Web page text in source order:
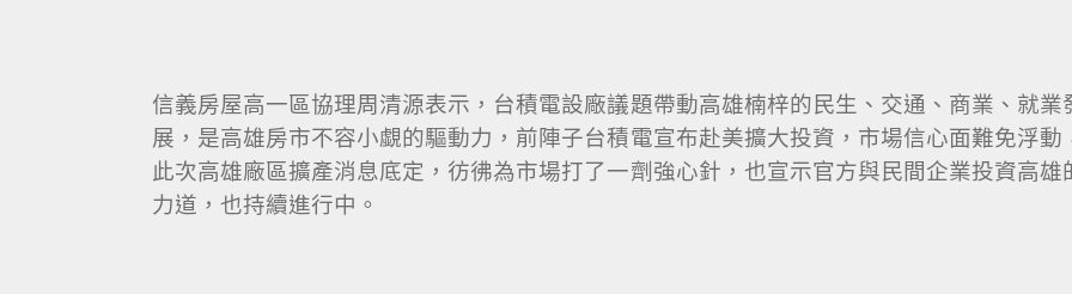
信義房屋高一區協理周清源表示，台積電設廠議題帶動高雄楠梓的民生、交通、商業、就業
展，是高雄房市不容小覷的驅動力，前陣子台積電宣布赴美擴大投資，市場信心面難免浮動
此次高雄廠區擴產消息底定，彷彿為市場打了一劑強心針，也宣示官方與民間企業投資高雄
力道，也持續進行中。